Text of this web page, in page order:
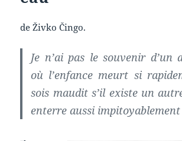
de Živko Čingo.
Je n’ai pas le souvenir d’un
où l’enfance meurt si
sois maudit s’il existe un
enterre aussi impitoyablement